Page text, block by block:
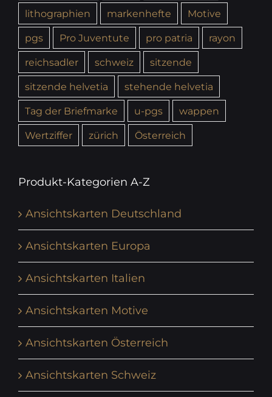
lithographien
markenhefte
Motive
pgs
Pro Juventute pro patria
rayon
reichsadler
schweiz
sitzende
sitzende helvetia
stehende helvetia
Tag der Briefmarke
u-pgs
wappen
Wertziffer
zürich Österreich
Produkt-Kategorien A-Z
Ansichtskarten Deutschland
Ansichtskarten Europa
Ansichtskarten Italien
Ansichtskarten Motive
Ansichtskarten Österreich
Ansichtskarten Schweiz